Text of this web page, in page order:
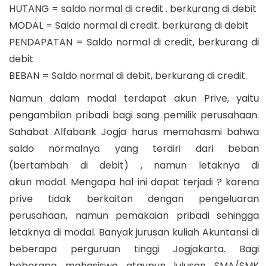
HUTANG = saldo normal di credit . berkurang di debit
MODAL = Saldo normal di credit. berkurang di debit
PENDAPATAN = Saldo normal di credit, berkurang di
debit
BEBAN = Saldo normal di debit, berkurang di credit.
Namun dalam modal terdapat akun Prive, yaitu
pengambilan pribadi bagi sang pemilik perusahaan.
Sahabat Alfabank Jogja harus memahasmi bahwa
saldo normalnya yang terdiri dari beban
(bertambah di debit) , namun letaknya di
akun modal. Mengapa hal ini dapat terjadi ? karena
prive tidak berkaitan dengan pengeluaran
perusahaan, namun pemakaian pribadi sehingga
letaknya di modal. Banyak jurusan kuliah Akuntansi di
beberapa perguruan tinggi Jogjakarta. Bagi